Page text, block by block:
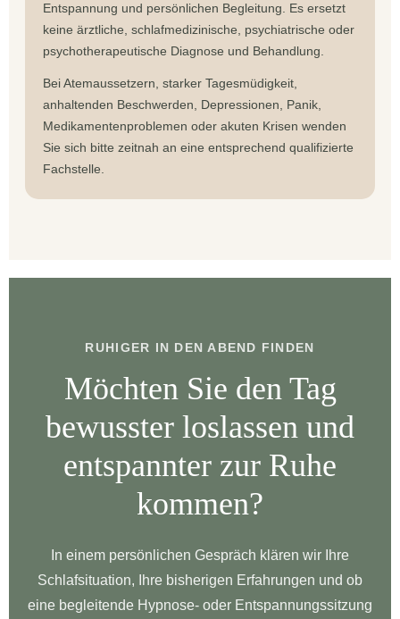
Entspannung und persönlichen Begleitung. Es ersetzt
keine ärztliche, schlafmedizinische, psychiatrische oder
psychotherapeutische Diagnose und Behandlung.
Bei Atemaussetzern, starker Tagesmüdigkeit,
anhaltenden Beschwerden, Depressionen, Panik,
Medikamentenproblemen oder akuten Krisen wenden
Sie sich bitte zeitnah an eine entsprechend qualifizierte
Fachstelle.
RUHIGER IN DEN ABEND FINDEN
Möchten Sie den Tag
bewusster loslassen und
entspannter zur Ruhe
kommen?
In einem persönlichen Gespräch klären wir Ihre
Schlafsituation, Ihre bisherigen Erfahrungen und ob
eine begleitende Hypnose- oder Entspannungssitzung